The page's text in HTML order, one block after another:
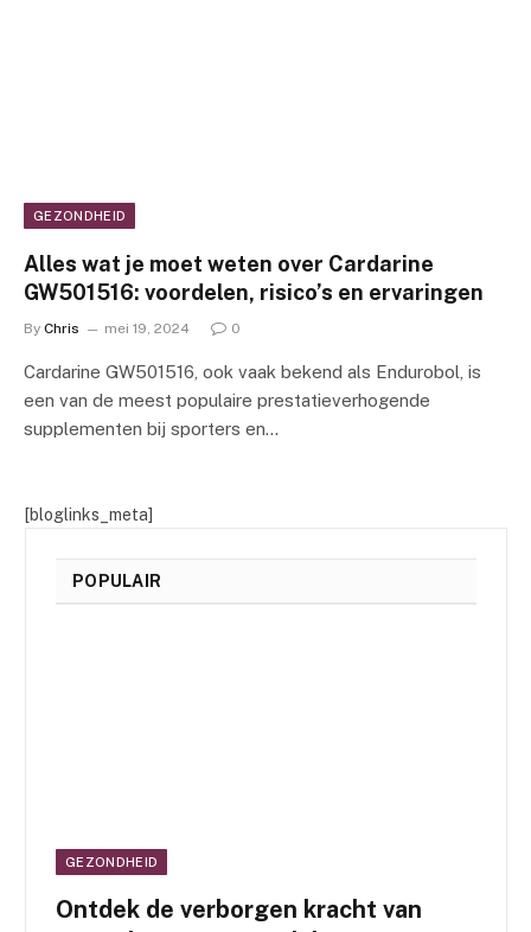
GEZONDHEID
Alles wat je moet weten over Cardarine
GW501516: voordelen, risico’s en ervaringen
By Chris mei 19, 2024 0
Cardarine GW501516, ook vaak bekend als Endurobol, is
een van de meest populaire prestatieverhogende
supplementen bij sporters en…
[bloglinks_meta]
POPULAIR
GEZONDHEID
Ontdek de verborgen kracht van